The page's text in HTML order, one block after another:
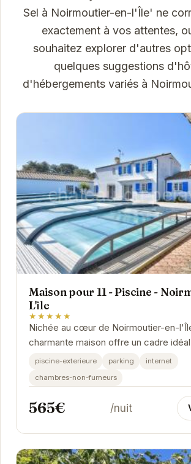
Sel à Noirmoutier-en-l'Île' ne
exactement à vos attentes,
souhaitez explorer d'autres
quelques suggestions
d'hébergements variés à
Maison pour 11 - Piscine -
L'île
★★★★★
Nichée au cœur de Noirmoutier-en-
charmante maison offre un cadre
vacances relaxantes. Avec sa piscine
piscine-exterieure parking
internet
chambres-non-fumeurs
565€ /nuit